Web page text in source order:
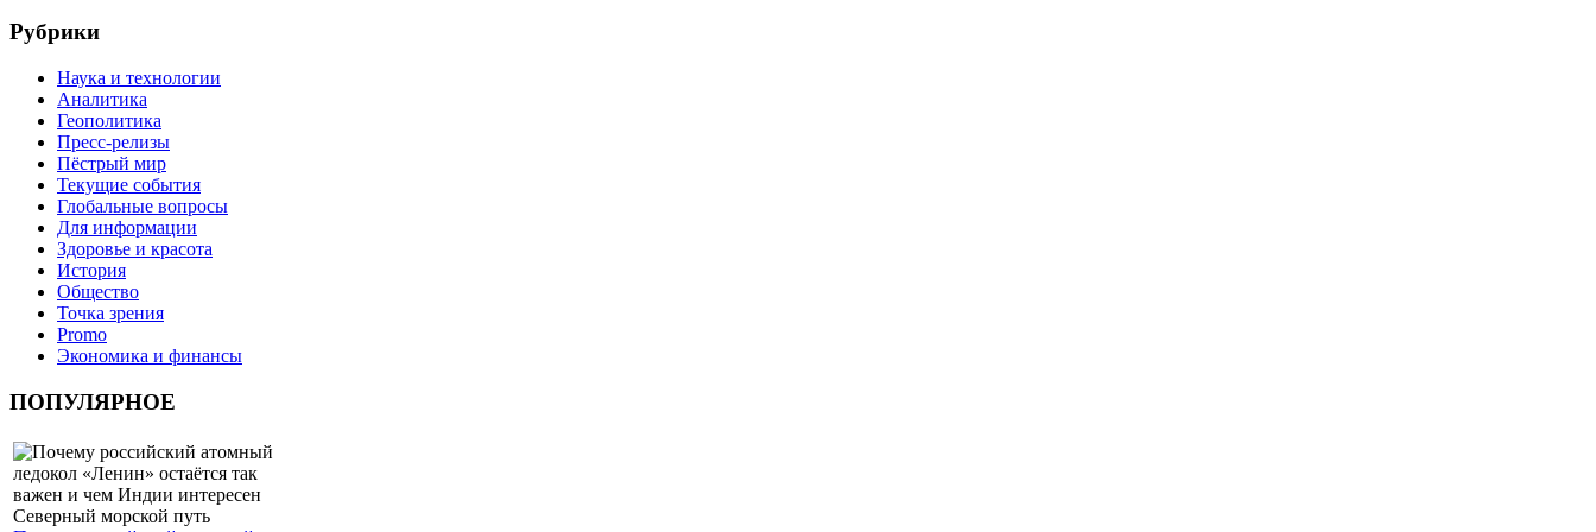
Рубрики
Наука и технологии
Аналитика
Геополитика
Пресс-релизы
Пёстрый мир
Текущие события
Глобальные вопросы
Для информации
Здоровье и красота
История
Общество
Точка зрения
Promo
Экономика и финансы
ПОПУЛЯРНОЕ